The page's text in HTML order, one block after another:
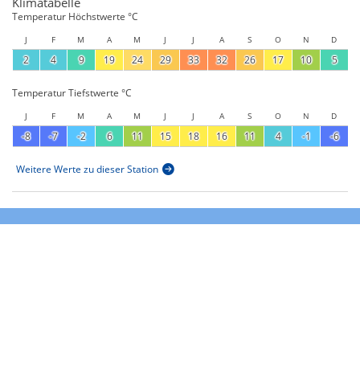
Temperatur Höchstwerte °C
J F M A M J J A S O N D
2 4 9 19 24 29 33 32 26 17 10 5
Temperatur Tiefstwerte °C
J F M A M J J A S O N D
-8 -7 -2 6 11 15 18 16 11 4 -1 -6
Weitere Werte zu dieser Station